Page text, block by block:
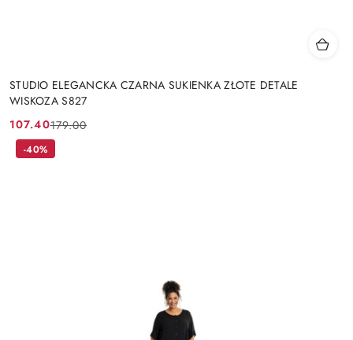
STUDIO ELEGANCKA CZARNA SUKIENKA ZŁOTE DETALE
WISKOZA S827
Cena
promocyjna:
107.40
Cena
przed
179.00
-40%